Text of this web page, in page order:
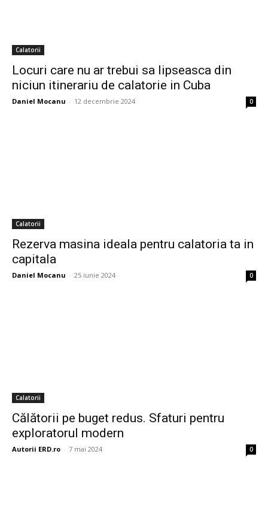
Calatorii
Locuri care nu ar trebui sa lipseasca din
niciun itinerariu de calatorie in Cuba
Daniel Mocanu - 12 decembrie 2024 0
Calatorii
Rezerva masina ideala pentru calatoria ta in
capitala
Daniel Mocanu - 25 iunie 2024 0
Calatorii
Călătorii pe buget redus. Sfaturi pentru
exploratorul modern
Autorii ERD.ro - 7 mai 2024 0